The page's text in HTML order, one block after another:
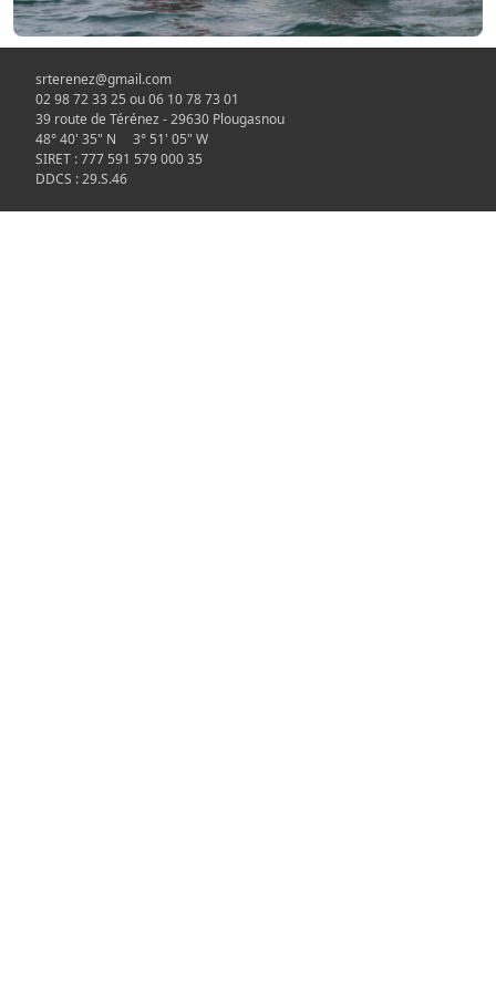
srterenez@gmail.com
02 98 72 33 25 ou 06 10 78 73 01
39 route de Térénez - 29630 Plougasnou
48° 40' 35" N 3° 51' 05" W
SIRET : 777 591 579 000 35
DDCS : 29.S.46